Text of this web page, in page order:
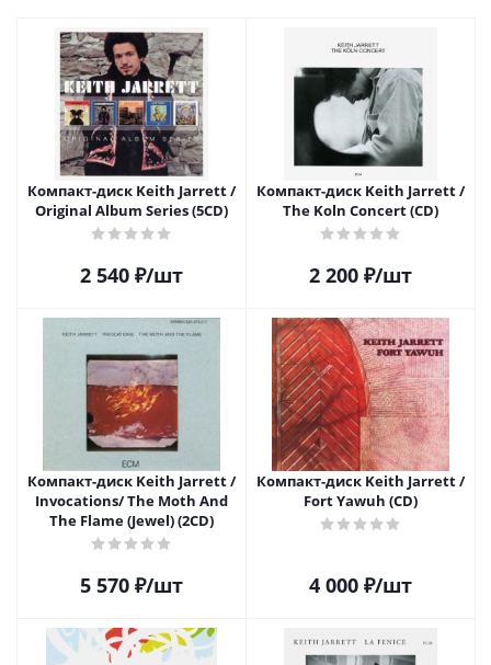
Компакт-диск Keith Jarrett /
Original Album Series (5CD)
2 540 ₽/шт
Компакт-диск Keith Jarrett /
The Koln Concert (CD)
2 200 ₽/шт
Компакт-диск Keith Jarrett /
Invocations/ The Moth And
The Flame (Jewel) (2CD)
5 570 ₽/шт
Компакт-диск Keith Jarrett /
Fort Yawuh (CD)
4 000 ₽/шт